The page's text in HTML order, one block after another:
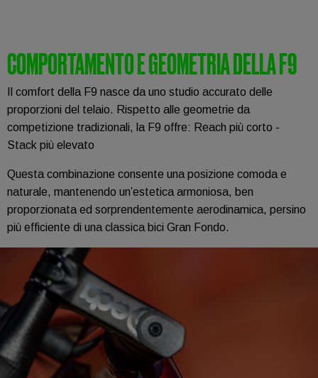
COMPORTAMENTO E GEOMETRIA DELLA F9
Il comfort della F9 nasce da uno studio accurato delle
proporzioni del telaio. Rispetto alle geometrie da
competizione tradizionali, la F9 offre: Reach più corto -
Stack più elevato
Questa combinazione consente una posizione comoda e
naturale, mantenendo un’estetica armoniosa, ben
proporzionata ed sorprendentemente aerodinamica, persino
più efficiente di una classica bici Gran Fondo.